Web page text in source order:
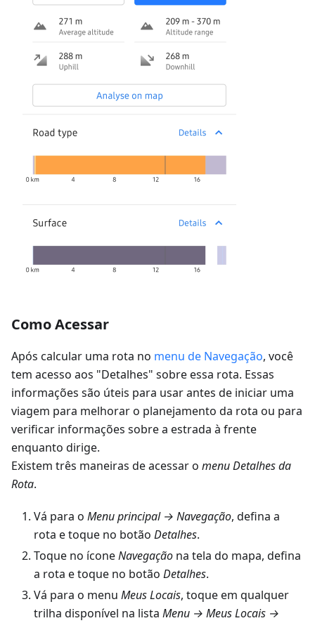
Como Acessar
Após calcular uma rota no menu de Navegação, você
tem acesso aos "Detalhes" sobre essa rota. Essas
informações são úteis para usar antes de iniciar uma
viagem para melhorar o planejamento da rota ou para
verificar informações sobre a estrada à frente
enquanto dirige.
Existem três maneiras de acessar o menu Detalhes da
Rota.
Vá para o Menu principal → Navegação, defina a
rota e toque no botão Detalhes.
Toque no íconeNavegação na tela do mapa, defina
a rota e toque no botão Detalhes.
Vá para o menu Meus Locais, toque em qualquer
trilha disponível na lista Menu → Meus Locais →